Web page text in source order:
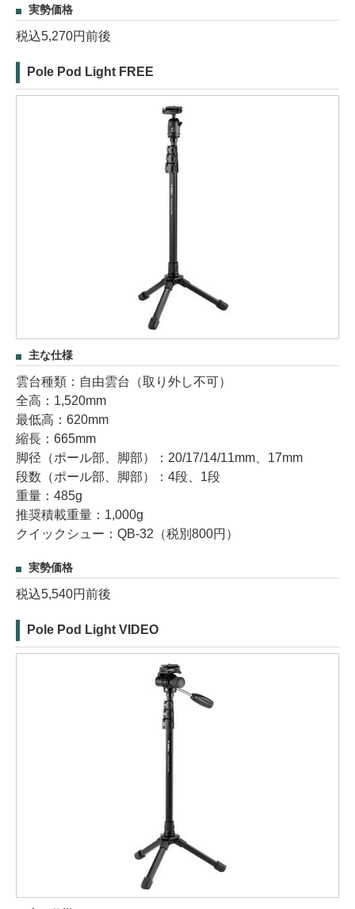
実勢価格
税込5,270円前後
Pole Pod Light FREE
主な仕様
雲台種類：自由雲台（取り外し不可）
全高：1,520mm
最低高：620mm
縮長：665mm
脚径（ポール部、脚部）：20/17/14/11mm、17mm
段数（ポール部、脚部）：4段、1段
重量：485g
推奨積載重量：1,000g
クイックシュー：QB-32（税別800円）
実勢価格
税込5,540円前後
Pole Pod Light VIDEO